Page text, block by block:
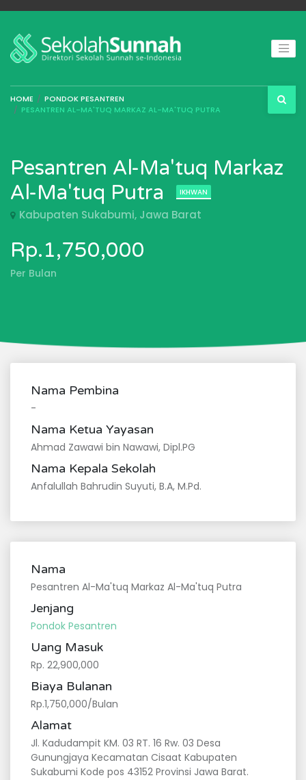
HOME
PONDOK PESANTREN
PESANTREN AL-MA'TUQ MARKAZ AL-MA'TUQ PUTRA
Pesantren Al-Ma'tuq Markaz
Al-Ma'tuq Putra
IKHWAN
Kabupaten Sukabumi, Jawa Barat
Rp.1,750,000
Per Bulan
Nama Pembina
-
Nama Ketua Yayasan
Ahmad Zawawi bin Nawawi, Dipl.PG
Nama Kepala Sekolah
Anfalullah Bahrudin Suyuti, B.A, M.Pd.
Nama
Pesantren Al-Ma'tuq Markaz Al-Ma'tuq Putra
Jenjang
Pondok Pesantren
Uang Masuk
Rp. 22,900,000
Biaya Bulanan
Rp.1,750,000/Bulan
Alamat
Jl. Kadudampit KM. 03 RT. 16 Rw. 03 Desa
Gunungjaya Kecamatan Cisaat Kabupaten
Sukabumi Kode pos 43152 Provinsi Jawa Barat.